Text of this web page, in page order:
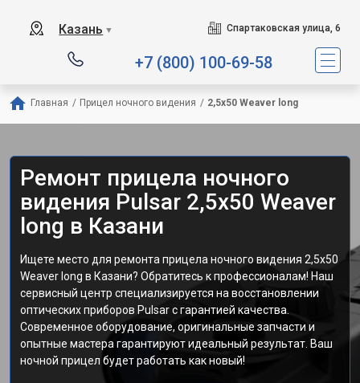
Казань ▼ Спартаковская улица, 6
+7 (800) 100-69-58
Главная / Прицел ночного видения / 2,5x50 Weaver long
Ремонт прицела ночного
видения Pulsar 2,5x50 Weaver
long в Казани
Ищете место для ремонта прицела ночного видения 2,5x50
Weaver long в Казани? Обратитесь к профессионалам! Наш
сервисный центр специализируется на восстановлении
оптических приборов Pulsar с гарантией качества.
Современное оборудование, оригинальные запчасти и
опытные мастера гарантируют идеальный результат. Ваш
ночной прицел будет работать как новый!